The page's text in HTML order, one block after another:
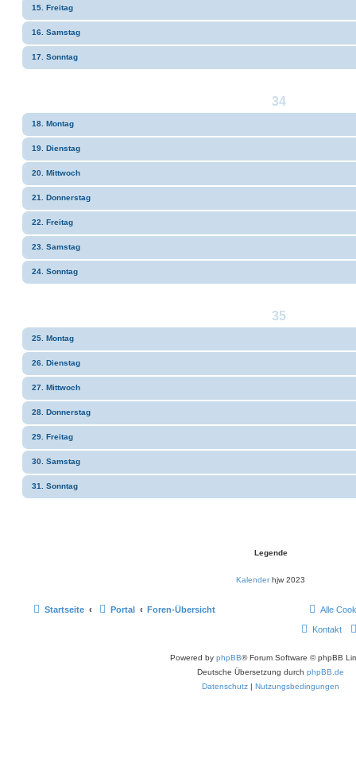
15. Freitag
16. Samstag
17. Sonntag
34
18. Montag
19. Dienstag
20. Mittwoch
21. Donnerstag
22. Freitag
23. Samstag
24. Sonntag
35
25. Montag
26. Dienstag
27. Mittwoch
28. Donnerstag
29. Freitag
30. Samstag
31. Sonntag
Legende
Kalenderhjw 2023
Startseite Portal Foren-Übersicht Alle
Kontakt
Powered by phpBB® Forum Software © phpBB
Deutsche Übersetzung durch phpBB.de
Datenschutz | Nutzungsbedingungen